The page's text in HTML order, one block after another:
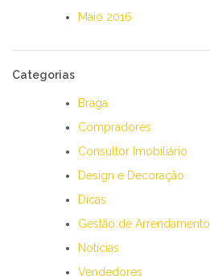
Maio 2016
Categorias
Braga
Compradores
Consultor Imobiliário
Design e Decoração
Dicas
Gestão de Arrendamento
Notícias
Vendedores